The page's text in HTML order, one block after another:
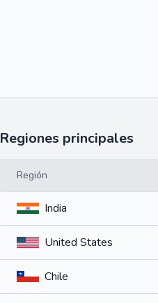
Regiones principales
Región
India
United States
Chile